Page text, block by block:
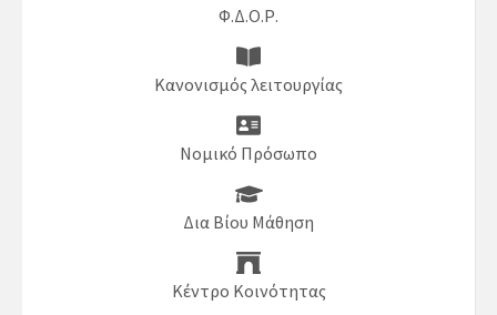
Φ.Δ.Ο.Ρ.
Κανονισμός λειτουργίας
Νομικό Πρόσωπο
Δια Βίου Μάθηση
Κέντρο Κοινότητας